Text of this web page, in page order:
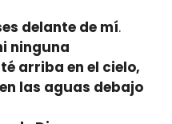
delante de mí.
ninguna
arriba en el cielo,
las aguas debajo